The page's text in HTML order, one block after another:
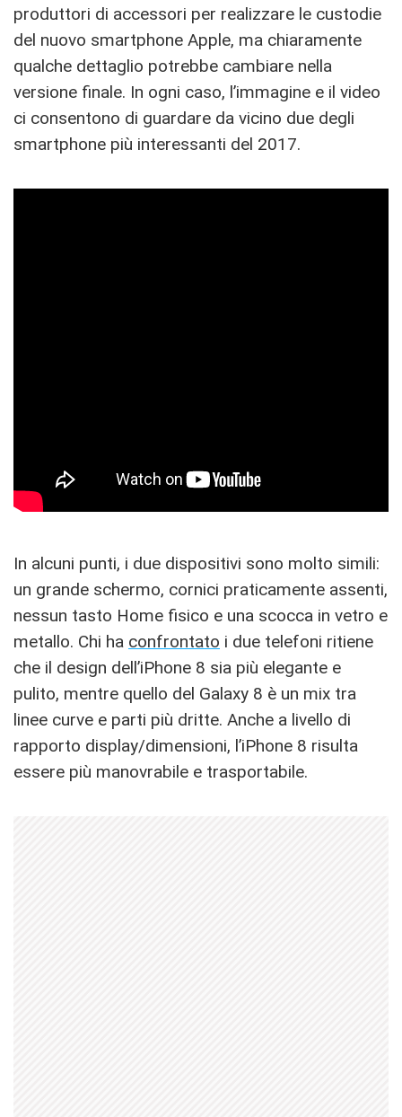
produttori di accessori per realizzare le custodie
del nuovo smartphone Apple, ma chiaramente
qualche dettaglio potrebbe cambiare nella
versione finale. In ogni caso, l’immagine e il video
ci consentono di guardare da vicino due degli
smartphone più interessanti del 2017.
In alcuni punti, i due dispositivi sono molto simili:
un grande schermo, cornici praticamente assenti,
nessun tasto Home fisico e una scocca in vetro e
metallo. Chi ha confrontato i due telefoni ritiene
che il design dell’iPhone 8 sia più elegante e
pulito, mentre quello del Galaxy 8 è un mix tra
linee curve e parti più dritte. Anche a livello di
rapporto display/dimensioni, l’iPhone 8 risulta
essere più manovrabile e trasportabile.